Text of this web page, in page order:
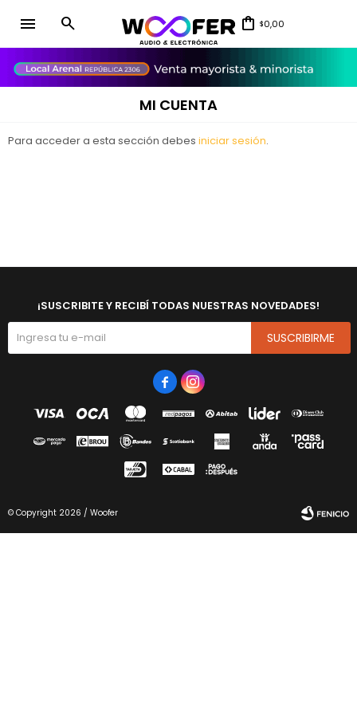
menu $0,00
MI CUENTA
Para acceder a esta sección debes iniciar sesión.
¡SUSCRIBITE Y RECIBÍ TODAS NUESTRAS NOVEDADES!
SUSCRIBIRME
 
© Copyright 2026 / Woofer
close